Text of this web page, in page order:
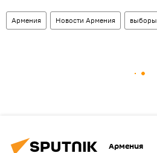
Армения Новости Армения выборы
Армения